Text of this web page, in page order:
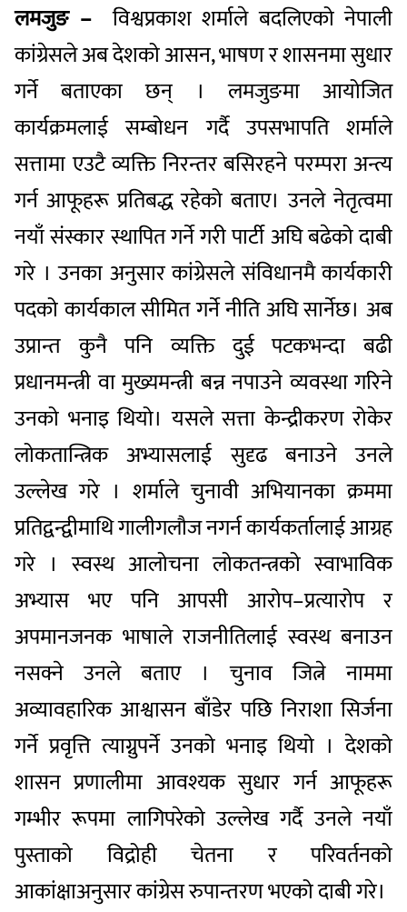
लमजुङ – विश्वप्रकाश शर्माले बदलिएको नेपाली
कांग्रेसले अब देशको आसन, भाषण र शासनमा सुधार
गर्ने बताएका छन् । लमजुङमा आयोजित
कार्यक्रमलाई सम्बोधन गर्दै उपसभापति शर्माले
सत्तामा एउटै व्यक्ति निरन्तर बसिरहने परम्परा अन्त्य
गर्न आफूहरू प्रतिबद्ध रहेको बताए। उनले नेतृत्वमा
नयाँ संस्कार स्थापित गर्ने गरी पार्टी अघि बढेको दाबी
गरे । उनका अनुसार कांग्रेसले संविधानमै कार्यकारी
पदको कार्यकाल सीमित गर्ने नीति अघि सार्नेछ। अब
उप्रान्त कुनै पनि व्यक्ति दुई पटकभन्दा बढी
प्रधानमन्त्री वा मुख्यमन्त्री बन्न नपाउने व्यवस्था गरिने
उनको भनाइ थियो। यसले सत्ता केन्द्रीकरण रोकेर
लोकतान्त्रिक अभ्यासलाई सुदृढ बनाउने उनले
उल्लेख गरे । शर्माले चुनावी अभियानका क्रममा
प्रतिद्वन्द्वीमाथि गालीगलौज नगर्न कार्यकर्तालाई आग्रह
गरे । स्वस्थ आलोचना लोकतन्त्रको स्वाभाविक
अभ्यास भए पनि आपसी आरोप–प्रत्यारोप र
अपमानजनक भाषाले राजनीतिलाई स्वस्थ बनाउन
नसक्ने उनले बताए । चुनाव जित्ने नाममा
अव्यावहारिक आश्वासन बाँडेर पछि निराशा सिर्जना
गर्ने प्रवृत्ति त्याग्नुपर्ने उनको भनाइ थियो । देशको
शासन प्रणालीमा आवश्यक सुधार गर्न आफूहरू
गम्भीर रूपमा लागिपरेको उल्लेख गर्दै उनले नयाँ
पुस्ताको विद्रोही चेतना र परिवर्तनको
आकांक्षाअनुसार कांग्रेस रुपान्तरण भएको दाबी गरे।